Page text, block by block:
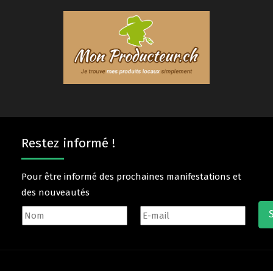
Restez informé !
Pour être informé des prochaines manifestations et
des nouveautés